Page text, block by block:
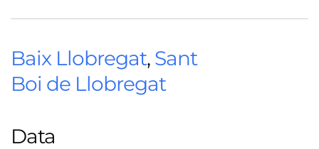
Baix Llobregat, Sant
Boi de Llobregat
Data